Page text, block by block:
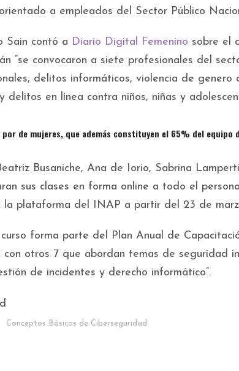
orientado a empleados del Sector Público
Sain contó a Diario Digital Femenino sobre el
“se convocaron a siete profesionales del
delitos informáticos, violencia de genero
en línea contra niños, niñas y
de mujeres, que además constituyen el 65% del equipo
Busaniche, Ana de Iorio, Sabrina
sus clases en forma online a todo el
plataforma del INAP a partir del 23 de
forma parte del Plan Anual de
otros 7 que abordan temas de seguridad
de incidentes y derecho informático”.
Conceptos Básicos de Ciberseguridad